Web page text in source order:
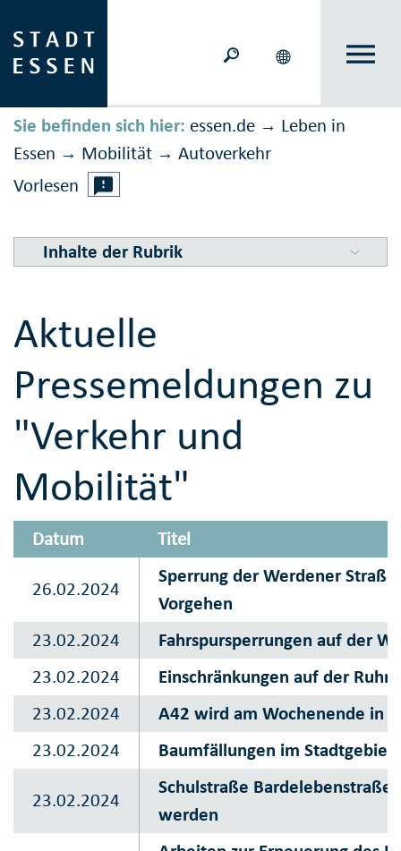
Sie befinden sich hier: essen.de → Leben in
Essen → Mobilität → Auto­verkehr
Vorlesen
Inhalte der Rubrik
Aktuelle
Pressemeldungen zu
"Verkehr und
Mobilität"
Datum Titel
26.02.2024
Sperrung der Werdener
Vorgehen
23.02.2024
Fahrspursperrungen auf der
23.02.2024
Einschränkungen auf der
23.02.2024
A42 wird am Wochenende in
23.02.2024
Baumfällungen im
23.02.2024
Schulstraße
werden